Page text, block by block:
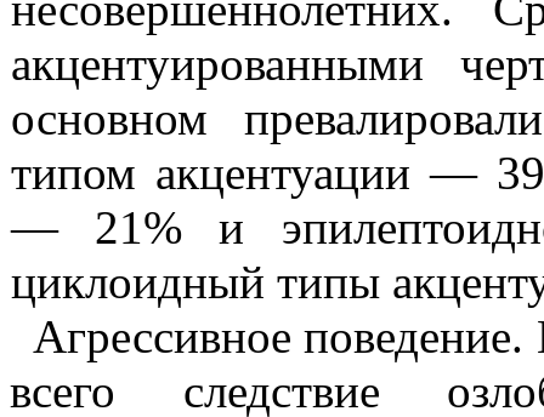
акцентуированными
основном
типом акцентуации —
— 21% и
циклоидный типы
Агрессивное
всего следствие